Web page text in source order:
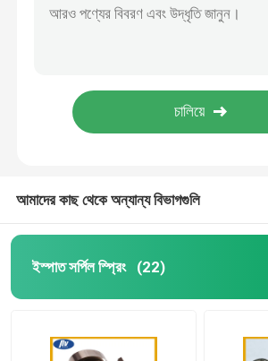
গ্যাস স্প্রিং স্ট্রুটস
কম্প্রেশন হেলিকাল স্প্রিং
আমাদের কাছ থেকে অন্যান্য বিভাগগুলি
ইস্পাত সর্পিল স্প্রিং (22)